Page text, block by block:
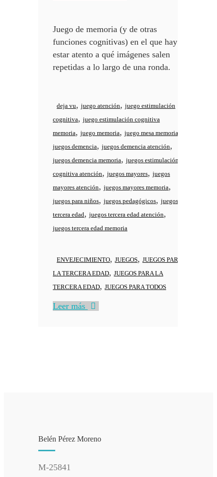
Juego de memoria (y de otras
funciones cognitivas) en el que hay que
estar atento a qué imágenes salen
repetidas a lo largo de una ronda.
deja vu, juego atención, juego estimulación
cognitiva, juego estimulación cognitiva
memoria, juego memoria, juego mesa memoria
juegos demencia, juegos demencia atención,
juegos demencia memoria, juegos estimulación
cognitiva atención, juegos mayores, juegos
mayores atención, juegos mayores memoria,
juegos para niños, juegos pedagógicos, juegos
tercera edad, juegos tercera edad atención,
juegos tercera edad memoria
ENVEJECIMIENTO, JUEGOS, JUEGOS PARA
LA TERCERA EDAD, JUEGOS PARA LA
TERCERA EDAD, JUEGOS PARA TODOS
Leer más
Belén Pérez Moreno
M-25841